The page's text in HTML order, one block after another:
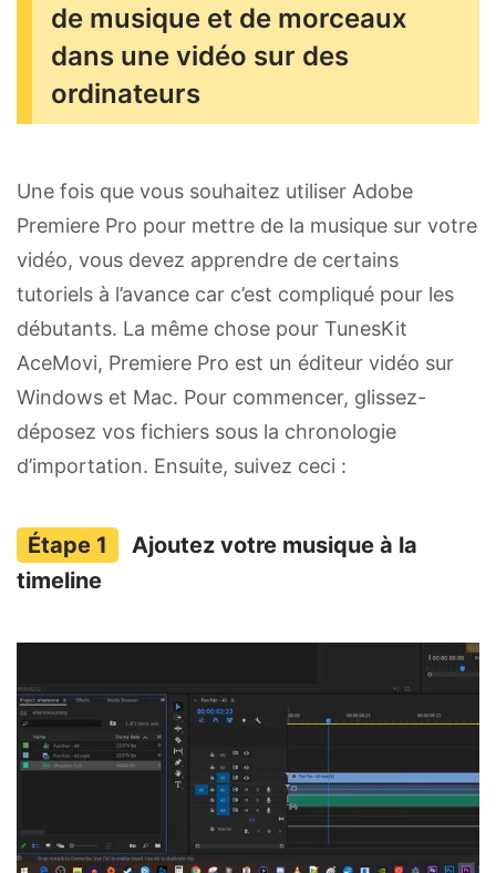
de musique et de morceaux
dans une vidéo sur des
ordinateurs
Une fois que vous souhaitez utiliser Adobe
Premiere Pro pour mettre de la musique sur votre
vidéo, vous devez apprendre de certains
tutoriels à l’avance car c’est compliqué pour les
débutants. La même chose pour TunesKit
AceMovi, Premiere Pro est un éditeur vidéo sur
Windows et Mac. Pour commencer, glissez-
déposez vos fichiers sous la chronologie
d’importation. Ensuite, suivez ceci :
Ajoutez votre musique à la
timeline